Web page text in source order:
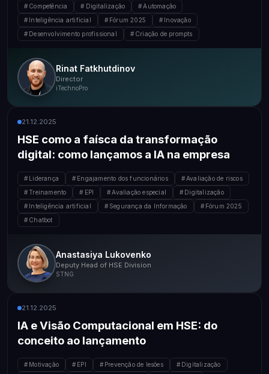
Competência Digitalização
Automação
Inteligência artificial
Fórum 2025
Inovação
Desenvolvimento profissional
Criação de prompts
Rinat Fatkhutdinov
Director
iTechnoPro
21.12.2025
HSE como a faísca da transformação
digital: como lançamos a IA na empresa
Liderança Engajamento dos funcionários
Avaliação de riscos
Treinamento
EPI Avaliação especial
Digitalização
Inteligência artificial
Segurança da Informação
Fórum 2025
Chatbot
Anastasiya Lukovenko
Deputy Head of HSE Division
STNG
21.12.2025
IA e Visão Computacional em HSE: do
conceito ao lançamento
Motivação EPI Prevenção de lesões
Digitalização